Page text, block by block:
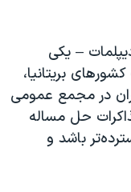
– یکی
بریتانیا،
در مجمع عمومی
حل مساله
با ایران، گسترده‌تر باشد و